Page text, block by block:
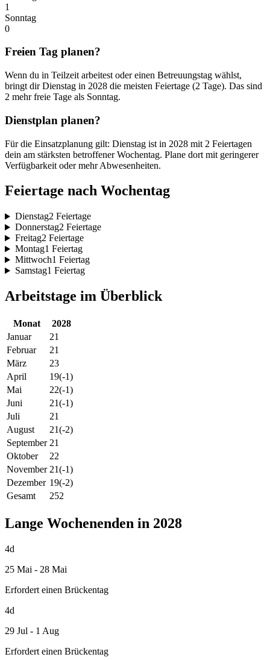
1
Sonntag
0
Freien Tag planen?
Wenn du in Teilzeit arbeitest oder einen Betreuungstag wählst,
bringt dir Dienstag in 2028 die meisten Feiertage (2 Tage). Das sind
2 mehr freie Tage als Sonntag.
Dienstplan planen?
Für die Einsatzplanung gilt: Dienstag ist in 2028 mit 2 Feiertagen
dein am stärksten betroffener Wochentag. Plane dort mit geringerer
Verfügbarkeit oder mehr Abwesenheiten.
Feiertage nach Wochentag
Dienstag2 Feiertage
Donnerstag2 Feiertage
Freitag2 Feiertage
Montag1 Feiertag
Mittwoch1 Feiertag
Samstag1 Feiertag
Arbeitstage im Überblick
Monat
2028
Januar
21
Februar
21
März
23
April
19(-1)
Mai
22(-1)
Juni
21(-1)
Juli
21
August
21(-2)
September 21
Oktober
22
November 21(-1)
Dezember 19(-2)
Gesamt
252
Lange Wochenenden in 2028
4d
25 Mai - 28 Mai
Erfordert einen Brückentag
4d
29 Jul - 1 Aug
Erfordert einen Brückentag